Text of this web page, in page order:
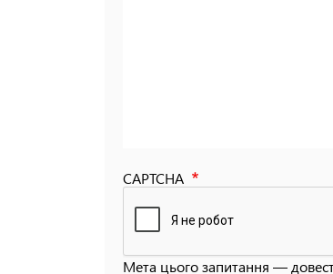
CAPTCHA
Мета цього запитання —